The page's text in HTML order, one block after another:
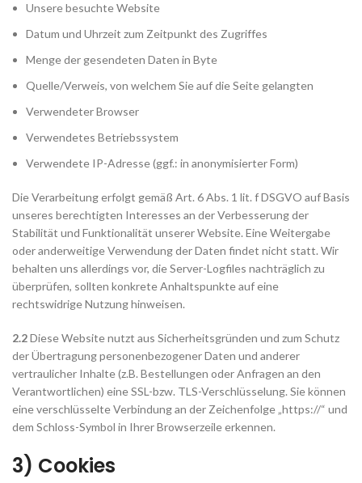
Unsere besuchte Website
Datum und Uhrzeit zum Zeitpunkt des Zugriffes
Menge der gesendeten Daten in Byte
Quelle/Verweis, von welchem Sie auf die Seite gelangten
Verwendeter Browser
Verwendetes Betriebssystem
Verwendete IP-Adresse (ggf.: in anonymisierter Form)
Die Verarbeitung erfolgt gemäß Art. 6 Abs. 1 lit. f DSGVO auf Basis
unseres berechtigten Interesses an der Verbesserung der
Stabilität und Funktionalität unserer Website. Eine Weitergabe
oder anderweitige Verwendung der Daten findet nicht statt. Wir
behalten uns allerdings vor, die Server-Logfiles nachträglich zu
überprüfen, sollten konkrete Anhaltspunkte auf eine
rechtswidrige Nutzung hinweisen.
2.2Diese Website nutzt aus Sicherheitsgründen und zum Schutz
der Übertragung personenbezogener Daten und anderer
vertraulicher Inhalte (z.B. Bestellungen oder Anfragen an den
Verantwortlichen) eine SSL-bzw. TLS-Verschlüsselung. Sie können
eine verschlüsselte Verbindung an der Zeichenfolge „https://“ und
dem Schloss-Symbol in Ihrer Browserzeile erkennen.
3) Cookies